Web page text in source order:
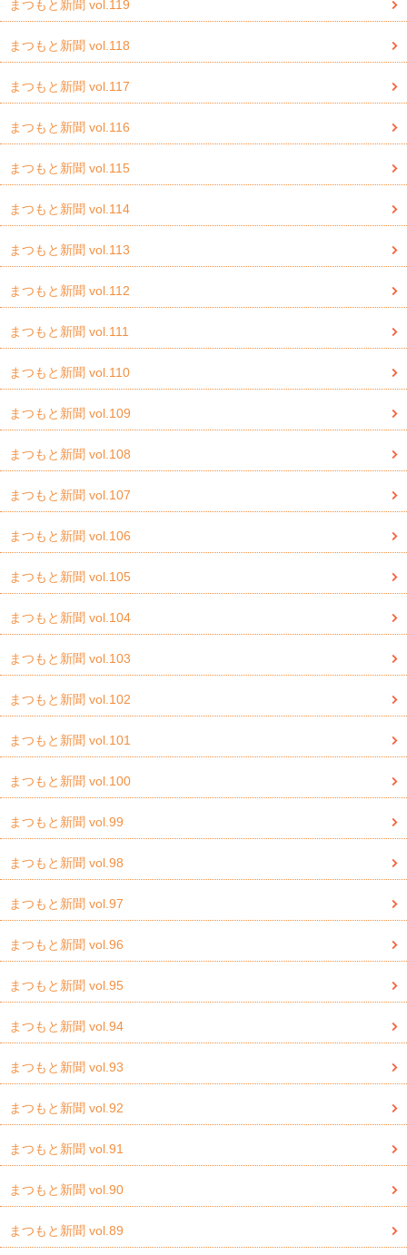
まつもと新聞 vol.119
まつもと新聞 vol.118
まつもと新聞 vol.117
まつもと新聞 vol.116
まつもと新聞 vol.115
まつもと新聞 vol.114
まつもと新聞 vol.113
まつもと新聞 vol.112
まつもと新聞 vol.111
まつもと新聞 vol.110
まつもと新聞 vol.109
まつもと新聞 vol.108
まつもと新聞 vol.107
まつもと新聞 vol.106
まつもと新聞 vol.105
まつもと新聞 vol.104
まつもと新聞 vol.103
まつもと新聞 vol.102
まつもと新聞 vol.101
まつもと新聞 vol.100
まつもと新聞 vol.99
まつもと新聞 vol.98
まつもと新聞 vol.97
まつもと新聞 vol.96
まつもと新聞 vol.95
まつもと新聞 vol.94
まつもと新聞 vol.93
まつもと新聞 vol.92
まつもと新聞 vol.91
まつもと新聞 vol.90
まつもと新聞 vol.89